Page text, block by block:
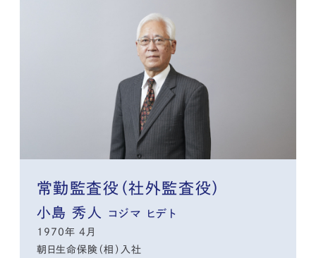
常勤監査役（社外監査役）
小島 秀人 コジマ ヒデト
1970年 4月
朝日生命保険（相）入社